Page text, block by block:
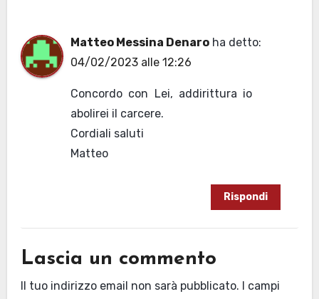
Matteo Messina Denaro ha detto:
04/02/2023 alle 12:26
Concordo con Lei, addirittura io
abolirei il carcere.
Cordiali saluti
Matteo
Rispondi
Lascia un commento
Il tuo indirizzo email non sarà pubblicato. I campi